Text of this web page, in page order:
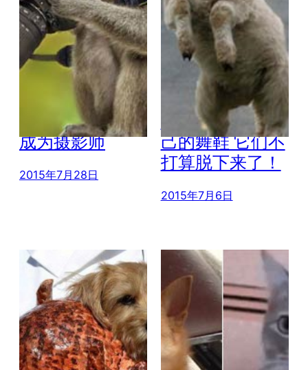
20+可爱动物想
成为摄影师
2015年7月28日
22个动物都有自
己的舞鞋 它们不
打算脱下来了！
2015年7月6日